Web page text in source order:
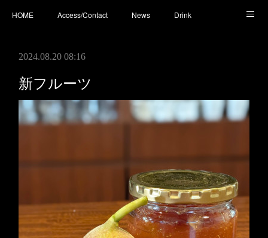
HOME Access/Contact News Drink
2024.08.20 08:16
新フルーツ